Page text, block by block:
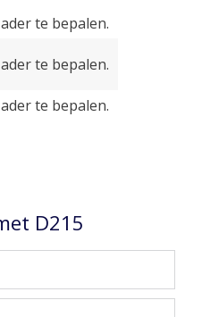
te bepalen.
te bepalen.
te bepalen.
D215